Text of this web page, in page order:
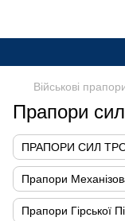
Військові
Прапори
ПРАПОРИ СИЛ
Прапори
Прапори Гірської